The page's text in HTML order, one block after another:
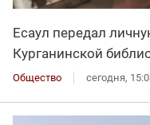
Есаул передал
Курганинской
Общество сегодня,